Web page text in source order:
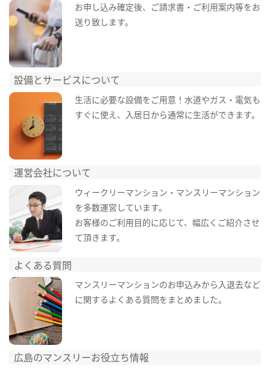
お申し込み確定後、ご請求書・ご利用案内等をお
送り致します。
設備とサービスについて
生活に必要な設備をご用意！水道やガス・電気も
すぐに使え、入居日から通常に生活ができます。
運営会社について
ウィークリーマンション・マンスリーマンション
を多数運営しています。
お客様のご利用目的に応じて、幅広くご紹介させ
て頂きます。
よくある質問
マンスリーマンションのお申込みから入退去など
に関するよくある質問をまとめました。
広島のマンスリーお役立ち情報